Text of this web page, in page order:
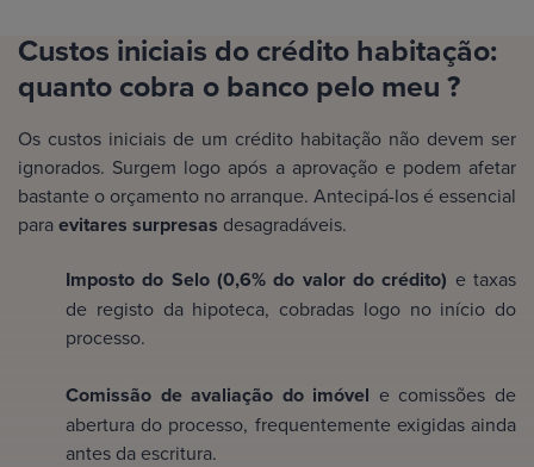
Custos iniciais do crédito habitação:
quanto cobra o banco pelo meu ?
Os custos iniciais de um crédito habitação não devem ser
ignorados. Surgem logo após a aprovação e podem afetar
bastante o orçamento no arranque. Antecipá-los é essencial
paraevitares surpresas desagradáveis.
Imposto do Selo (0,6% do valor do crédito) e taxas
de registo da hipoteca, cobradas logo no início do
processo.
Comissão de avaliação do imóvel e comissões de
abertura do processo, frequentemente exigidas ainda
antes da escritura.